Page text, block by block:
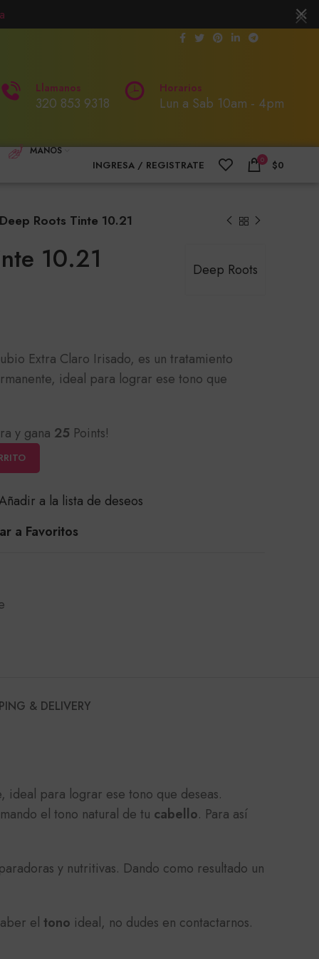
Llamanos
320 853 9318
Horarios
Lun a Sab 10am - 4pm
MANOS
INGRESA / REGISTRATE 0 $0
Deep Roots Tinte 10.21
Deep Roots
10.21
Extra Claro Irisado, es un tratamiento
ideal para lograr ese tono que
y gana 25 Points!
a la lista de deseos
a Favoritos
& DELIVERY
para lograr ese tono que deseas.
el tono natural de tu cabello. Para así
y nutritivas. Dando como resultado un
el tono ideal, no dudes en contactarnos.